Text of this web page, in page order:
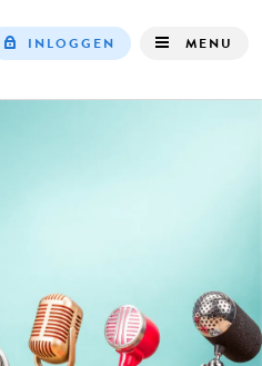
INLOGGEN MENU